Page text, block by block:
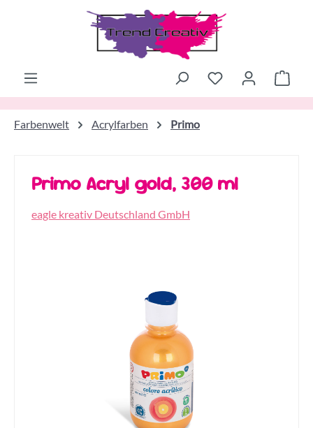
Zum Hauptinhalt springen
Farbenwelt Acrylfarben Primo
Primo Acryl gold, 300 ml
eagle kreativ Deutschland GmbH
Bildergalerie überspringen